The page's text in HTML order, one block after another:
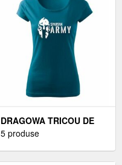
DRAGOWA TRICOU DE
DAMĂ SPARTAN ARMY,
5 produse